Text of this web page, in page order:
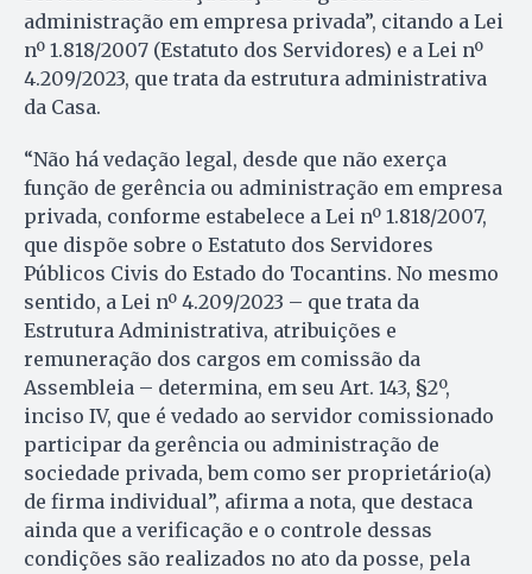
administração em empresa privada”, citando a Lei
nº 1.818/2007 (Estatuto dos Servidores) e a Lei nº
4.209/2023, que trata da estrutura administrativa
da Casa.
“Não há vedação legal, desde que não exerça
função de gerência ou administração em empresa
privada, conforme estabelece a Lei nº 1.818/2007,
que dispõe sobre o Estatuto dos Servidores
Públicos Civis do Estado do Tocantins. No mesmo
sentido, a Lei nº 4.209/2023 – que trata da
Estrutura Administrativa, atribuições e
remuneração dos cargos em comissão da
Assembleia – determina, em seu Art. 143, §2º,
inciso IV, que é vedado ao servidor comissionado
participar da gerência ou administração de
sociedade privada, bem como ser proprietário(a)
de firma individual”, afirma a nota, que destaca
ainda que a verificação e o controle dessas
condições são realizados no ato da posse, pela